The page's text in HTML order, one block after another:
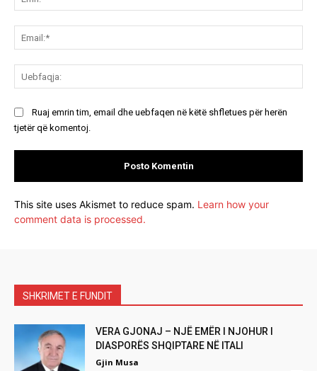
Ruaj emrin tim, email dhe uebfaqen në këtë shfletues për herën
tjetër që komentoj.
This site uses Akismet to reduce spam. Learn how your
comment data is processed.
SHKRIMET E FUNDIT
VERA GJONAJ – NJË EMËR I NJOHUR I
DIASPORËS SHQIPTARE NË ITALI
Gjin Musa